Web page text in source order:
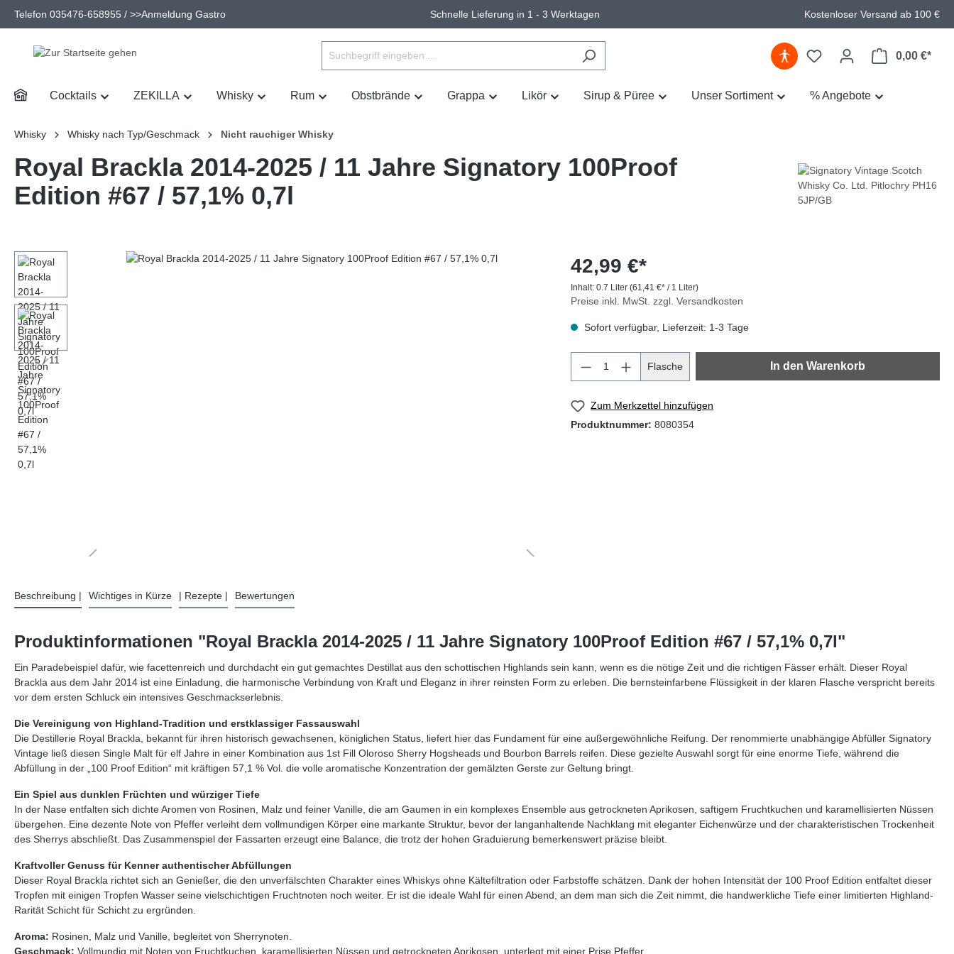
Telefon 035476-658955 / >>Anmeldung Gastro Schnelle Lieferung in 1 - 3 Werktagen Kostenloser Versand ab 100 €
0,00 €*
Cocktails ZEKILLA Whisky Rum Obstbrände Grappa Likör Sirup & Püree Unser Sortiment % Angebote
Whisky Whisky nach Typ/Geschmack Nicht rauchiger Whisky
Royal Brackla 2014-2025 / 11 Jahre Signatory 100Proof
Edition #67 / 57,1% 0,7l
42,99 €*
Inhalt: 0.7 Liter (61,41 €* / 1 Liter)
Preise inkl. MwSt. zzgl. Versandkosten
Sofort verfügbar, Lieferzeit: 1-3 Tage
Flasche In den Warenkorb
Zum Merkzettel hinzufügen
Produktnummer: 8080354
Beschreibung | Wichtiges in Kürze | Rezepte | Bewertungen
Produktinformationen "Royal Brackla 2014-2025 / 11 Jahre Signatory 100Proof Edition #67 / 57,1% 0,7l"
Ein Paradebeispiel dafür, wie facettenreich und durchdacht ein gut gemachtes Destillat aus den schottischen Highlands sein kann, wenn es die nötige Zeit und die richtigen Fässer erhält. Dieser Royal
Brackla aus dem Jahr 2014 ist eine Einladung, die harmonische Verbindung von Kraft und Eleganz in ihrer reinsten Form zu erleben. Die bernsteinfarbene Flüssigkeit in der klaren Flasche verspricht bereits
vor dem ersten Schluck ein intensives Geschmackserlebnis.
Die Vereinigung von Highland-Tradition und erstklassiger Fassauswahl
Die Destillerie Royal Brackla, bekannt für ihren historisch gewachsenen, königlichen Status, liefert hier das Fundament für eine außergewöhnliche Reifung. Der renommierte unabhängige Abfüller Signatory
Vintage ließ diesen Single Malt für elf Jahre in einer Kombination aus 1st Fill Oloroso Sherry Hogsheads und Bourbon Barrels reifen. Diese gezielte Auswahl sorgt für eine enorme Tiefe, während die
Abfüllung in der „100 Proof Edition“ mit kräftigen 57,1 % Vol. die volle aromatische Konzentration der gemälzten Gerste zur Geltung bringt.
Ein Spiel aus dunklen Früchten und würziger Tiefe
In der Nase entfalten sich dichte Aromen von Rosinen, Malz und feiner Vanille, die am Gaumen in ein komplexes Ensemble aus getrockneten Aprikosen, saftigem Fruchtkuchen und karamellisierten Nüssen
übergehen. Eine dezente Note von Pfeffer verleiht dem vollmundigen Körper eine markante Struktur, bevor der langanhaltende Nachklang mit eleganter Eichenwürze und der charakteristischen Trockenheit
des Sherrys abschließt. Das Zusammenspiel der Fassarten erzeugt eine Balance, die trotz der hohen Graduierung bemerkenswert präzise bleibt.
Kraftvoller Genuss für Kenner authentischer Abfüllungen
Dieser Royal Brackla richtet sich an Genießer, die den unverfälschten Charakter eines Whiskys ohne Kältefiltration oder Farbstoffe schätzen. Dank der hohen Intensität der 100 Proof Edition entfaltet dieser
Tropfen mit einigen Tropfen Wasser seine vielschichtigen Fruchtnoten noch weiter. Er ist die ideale Wahl für einen Abend, an dem man sich die Zeit nimmt, die handwerkliche Tiefe einer limitierten Highland-
Rarität Schicht für Schicht zu ergründen.
Aroma: Rosinen, Malz und Vanille, begleitet von Sherrynoten.
Geschmack: Vollmundig mit Noten von Fruchtkuchen, karamellisierten Nüssen und getrockneten Aprikosen, unterlegt mit einer Prise Pfeffer.